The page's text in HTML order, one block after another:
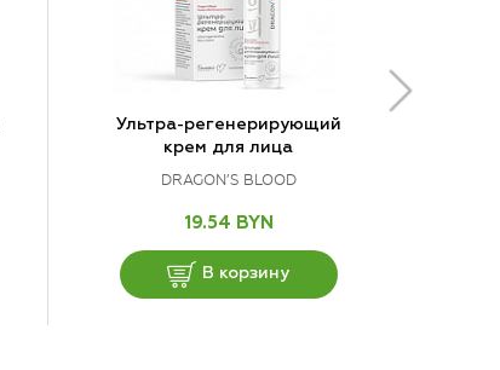
Ультра-регенерирующий
крем для лица
DRAGON’S BLOOD
19.54 BYN
В корзину